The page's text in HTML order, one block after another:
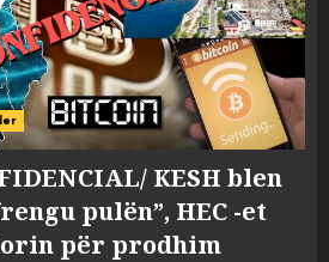
KESH blen
pulën”, HEC -et
për prodhim